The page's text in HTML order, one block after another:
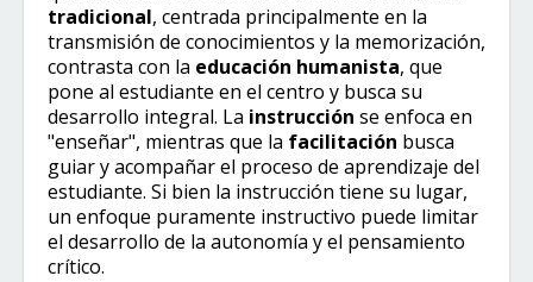
tradicional, centrada principalmente en la
transmisión de conocimientos y la memorización,
contrasta con la educación humanista, que
pone al estudiante en el centro y busca su
desarrollo integral. La instrucción se enfoca en
"enseñar", mientras que la facilitación busca
guiar y acompañar el proceso de aprendizaje del
estudiante. Si bien la instrucción tiene su lugar,
un enfoque puramente instructivo puede limitar
el desarrollo de la autonomía y el pensamiento
crítico.